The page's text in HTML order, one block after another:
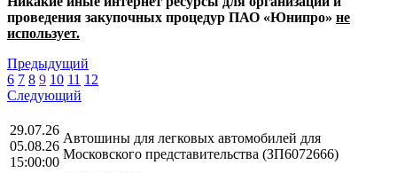
проведения закупочных процедур ПАО «Юнипро» не
использует.
Предыдущий
6 7 8 9 10 11 12
Следующий
29.07.26
05.08.26
15:00:00
Автошины для легковых автомобилей для
Московского представительства (ЗП6072666)